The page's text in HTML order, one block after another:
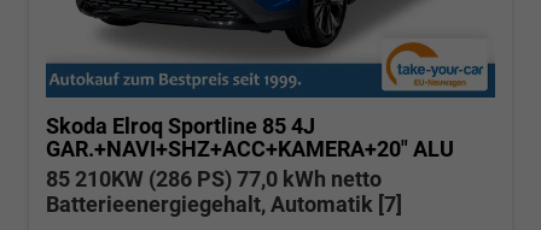
Skoda Elroq Sportline 85 4J
GAR.+NAVI+SHZ+ACC+KAMERA+20" ALU
85 210KW (286 PS) 77,0 kWh netto
Batterieenergiegehalt, Automatik [7]